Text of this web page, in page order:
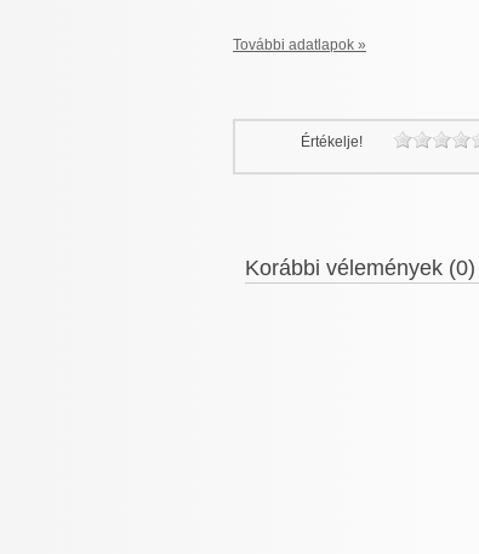
További adatlapok »
Értékelje!
Korábbi vélemények (0)